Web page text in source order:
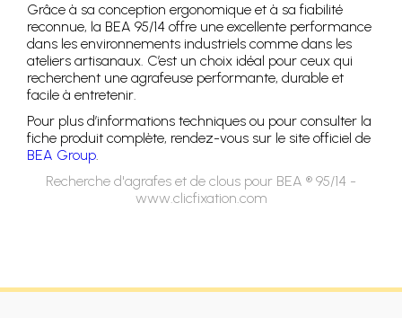
Grâce à sa conception ergonomique et à sa fiabilité
reconnue, la BEA 95/14 offre une excellente performance
dans les environnements industriels comme dans les
ateliers artisanaux. C’est un choix idéal pour ceux qui
recherchent une agrafeuse performante, durable et
facile à entretenir.
Pour plus d’informations techniques ou pour consulter la
fiche produit complète, rendez-vous sur le site officiel de
BEA Group.
Recherche d'agrafes et de clous pour BEA ® 95/14 -
www.clicfixation.com